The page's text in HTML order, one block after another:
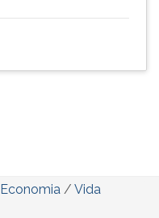
Economia / Vida